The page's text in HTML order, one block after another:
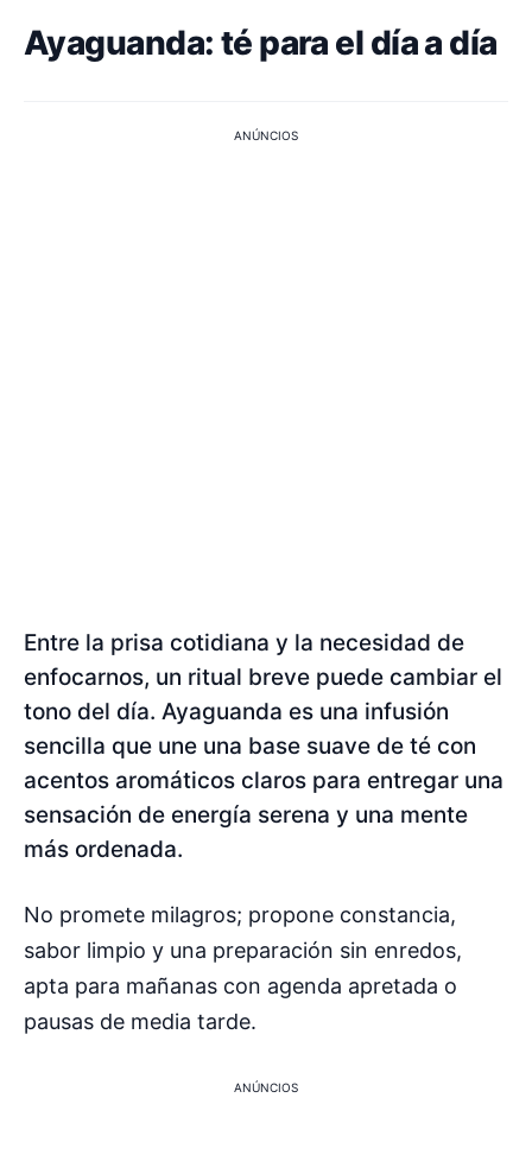
Ayaguanda: té para el día a día
ANÚNCIOS
Entre la prisa cotidiana y la necesidad de
enfocarnos, un ritual breve puede cambiar el
tono del día. Ayaguanda es una infusión
sencilla que une una base suave de té con
acentos aromáticos claros para entregar una
sensación de energía serena y una mente
más ordenada.
No promete milagros; propone constancia,
sabor limpio y una preparación sin enredos,
apta para mañanas con agenda apretada o
pausas de media tarde.
ANÚNCIOS